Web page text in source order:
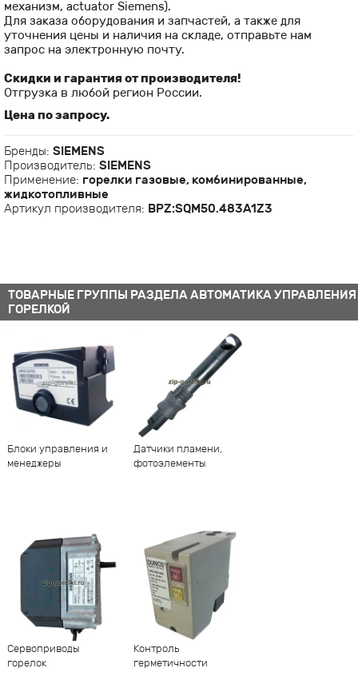
механизм, actuator Siemens).
Для заказа оборудования и запчастей, а также для
уточнения цены и наличия на складе, отправьте нам
запрос на электронную почту.
Скидки и гарантия от производителя!
Отгрузка в любой регион России.
Цена по запросу.
Бренды: SIEMENS
Производитель: SIEMENS
Применение: горелки газовые, комбинированные,
жидкотопливные
Артикул производителя: BPZ:SQM50.483A1Z3
ТОВАРНЫЕ ГРУППЫ РАЗДЕЛА АВТОМАТИКА УПРАВЛЕНИЯ
ГОРЕЛКОЙ
Блоки управления и
менеджеры
Датчики пламени,
фотоэлементы
Сервоприводы
горелок
Контроль
герметичности